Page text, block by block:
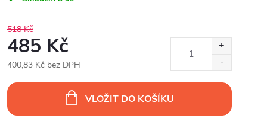
518 Kč
485 Kč
400,83 Kč bez DPH
cena:
VLOŽIT DO KOŠÍKU